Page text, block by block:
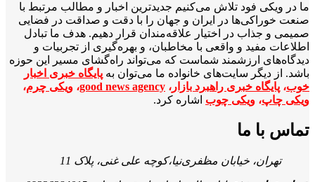
ما در ویکی‌ فود تلاش می‌کنیم جدیدترین اخبار و مطالب مرتبط با
صنعت خوراکی‌ها در ایران و جهان را با دقت و صداقت در فضایی
صمیمی و جذاب در اختیار علاقه‌مندان قرار دهیم. هدف ما تبادل
اطلاعات مفید و واقعی با مخاطبان، و بهره‌گیری از تجربیات و
دیدگاه‌های ارزشمند شماست که می‌تواند راه‌گشای مسیر این حوزه
باشد. از دیگر سایت‌های خانواده ما می‌توان به پایگاه خبری اخبار
خوب، پایگاه خبری راهبرد بازار ، good news agency، ویکی چرم،
ویکی چاپ، ویکی چوب اشاره کرد.
تماس با ما
تهران، خیابان مظفری‌نیا،کوچه علی غنی، پلاک 11